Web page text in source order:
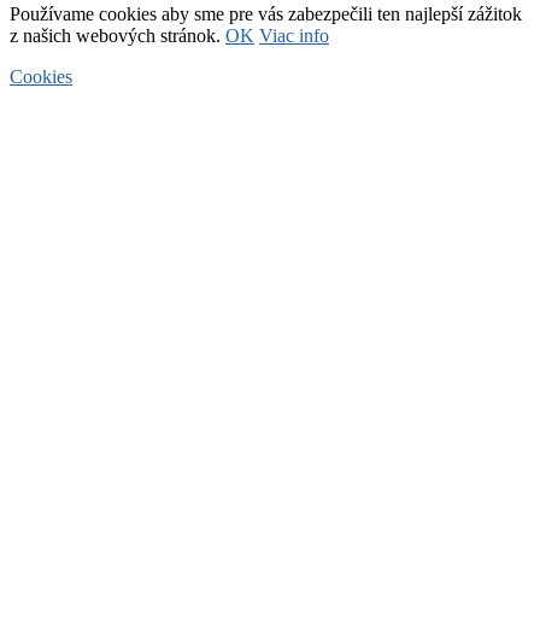
Používame cookies aby sme pre vás zabezpečili ten najlepší zážitok
z našich webových stránok. OK Viac info
Cookies